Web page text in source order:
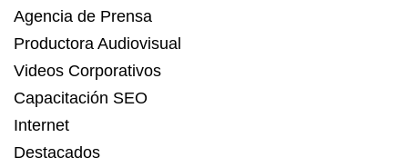
Agencia de Prensa
Productora Audiovisual
Videos Corporativos
Capacitación SEO
Internet
Destacados